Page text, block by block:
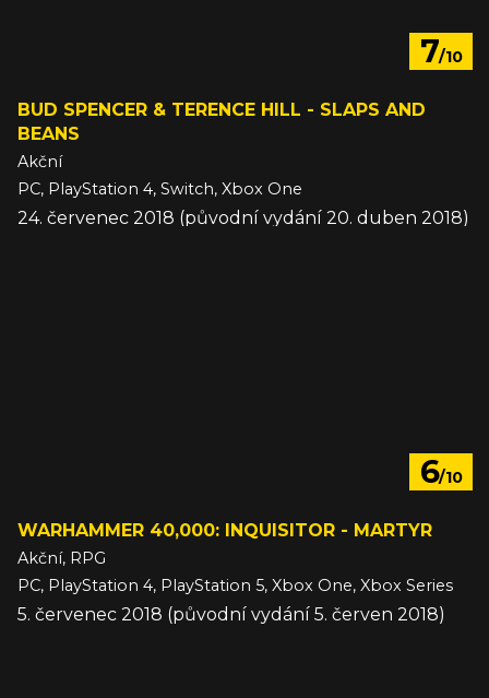
7/10
BUD SPENCER & TERENCE HILL - SLAPS AND
BEANS
Akční
PC, PlayStation 4, Switch, Xbox One
24. červenec 2018 (původní vydání 20. duben 2018)
6/10
WARHAMMER 40,000: INQUISITOR - MARTYR
Akční, RPG
PC, PlayStation 4, PlayStation 5, Xbox One, Xbox Series
5. červenec 2018 (původní vydání 5. červen 2018)